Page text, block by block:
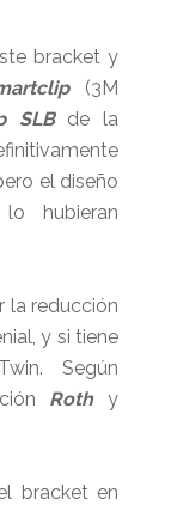
bracket y
(3M
SLBde la
el diseño
hubieran
la reducción
y si tiene
Según
Rothy
bracket en